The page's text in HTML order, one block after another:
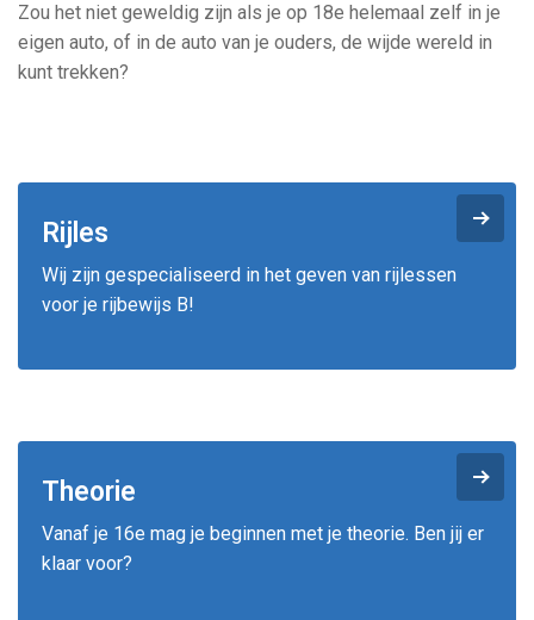
Zou het niet geweldig zijn als je op 18e helemaal zelf in je
eigen auto, of in de auto van je ouders, de wijde wereld in
kunt trekken?
Rijles
Wij zijn gespecialiseerd in het geven van rijlessen
voor je rijbewijs B!
Theorie
Vanaf je 16e mag je beginnen met je theorie. Ben jij er
klaar voor?